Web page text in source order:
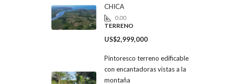
CHICA
0.00
TERRENO
US$2,999,000
Pintoresco terreno edificable
con encantadoras vistas a la
montaña